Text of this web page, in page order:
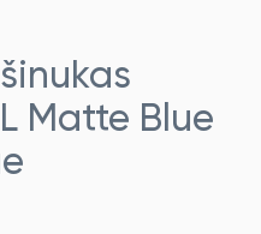
Matte Blue